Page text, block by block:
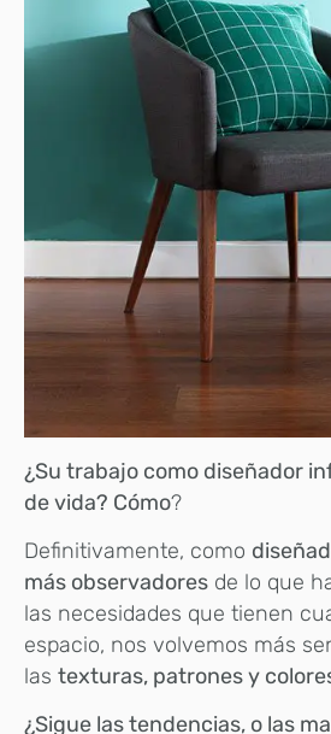
¿Su trabajo como diseñador
de vida? Cómo?
Definitivamente, como
más observadores de lo que
las necesidades que tienen
espacio, nos volvemos más
las texturas, patrones y
¿Sigue las tendencias, o las